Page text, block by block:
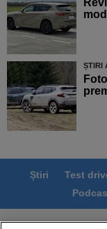
ȘTIRI
Știri Test
Termeni si